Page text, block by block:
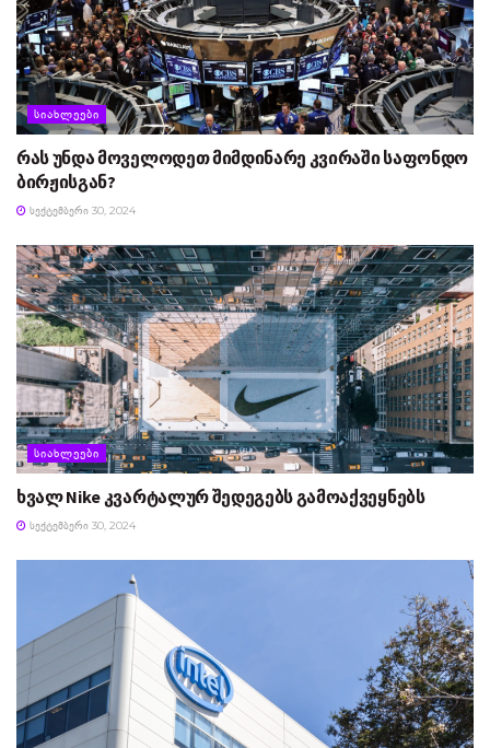
ᲡᲘᲐᲮᲚᲔᲔᲑᲘ
რას უნდა მოველოდეთ მიმდინარე კვირაში საფონდო
ბირჟისგან?
ᲡᲔᲥᲢᲔᲛᲑᲔᲠᲘ 30, 2024
ᲡᲘᲐᲮᲚᲔᲔᲑᲘ
ხვალ Nike კვარტალურ შედეგებს გამოაქვეყნებს
ᲡᲔᲥᲢᲔᲛᲑᲔᲠᲘ 30, 2024